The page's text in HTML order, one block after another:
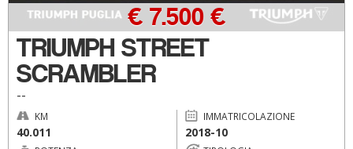
TRIUMPH STREET
SCRAMBLER
--
€ 7.500 €
KM
40.011
IMMATRICOLAZIONE
2018-10